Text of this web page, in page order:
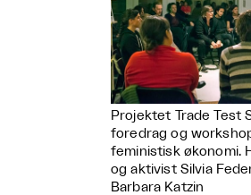
Projektet Trade Test
foredrag og
feministisk økonomi.
og aktivist Silvia
Barbara Katzin